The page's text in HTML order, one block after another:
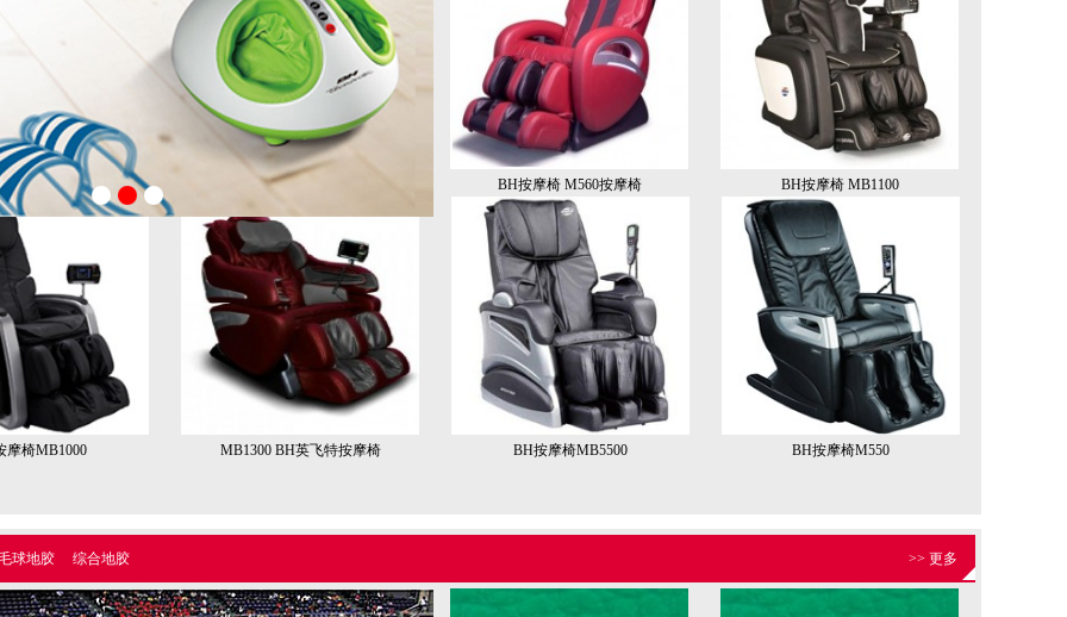
BH按摩椅 M560按摩椅 BH按摩椅 MB1100
摩椅MB1000 MB1300 BH英飞特按摩椅 BH按摩椅MB5500 BH按摩椅M550
球地胶 综合地胶 >> 更多